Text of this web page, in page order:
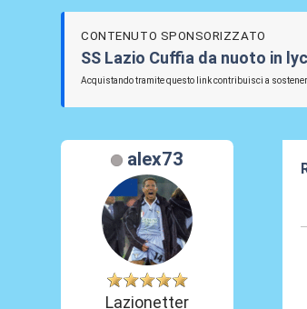
CONTENUTO SPONSORIZZATO
SS Lazio Cuffia da nuoto in
Acquistando tramite questo link contribuisci a
alex73
Lazionetter